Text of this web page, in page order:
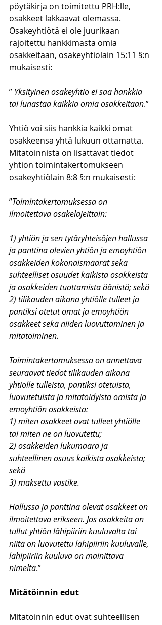
pöytäkirja on toimitettu PRH:lle,
osakkeet lakkaavat olemassa.
Osakeyhtiötä ei ole juurikaan
rajoitettu hankkimasta omia
osakkeitaan, osakeyhtiölain 15:11 §:n
mukaisesti:
” Yksityinen osakeyhtiö ei saa hankkia
tai lunastaa kaikkia omia osakkeitaan.”
Yhtiö voi siis hankkia kaikki omat
osakkeensa yhtä lukuun ottamatta.
Mitätöinnistä on lisättävät tiedot
yhtiön toimintakertomukseen
osakeyhtiölain 8:8 §:n mukaisesti:
”Toimintakertomuksessa on
ilmoitettava osakelajeittain:
1) yhtiön ja sen tytäryhteisöjen hallussa
ja panttina olevien yhtiön ja emoyhtiön
osakkeiden kokonaismäärät sekä
suhteelliset osuudet kaikista osakkeista
ja osakkeiden tuottamista äänistä; sekä
2) tilikauden aikana yhtiölle tulleet ja
pantiksi otetut omat ja emoyhtiön
osakkeet sekä niiden luovuttaminen ja
mitätöiminen.
Toimintakertomuksessa on annettava
seuraavat tiedot tilikauden aikana
yhtiölle tulleista, pantiksi otetuista,
luovutetuista ja mitätöidyistä omista ja
emoyhtiön osakkeista:
1) miten osakkeet ovat tulleet yhtiölle
tai miten ne on luovutettu;
2) osakkeiden lukumäärä ja
suhteellinen osuus kaikista osakkeista;
sekä
3) maksettu vastike.
Hallussa ja panttina olevat osakkeet on
ilmoitettava erikseen. Jos osakkeita on
tullut yhtiön lähipiiriin kuuluvalta tai
niitä on luovutettu lähipiiriin kuuluvalle,
lähipiiriin kuuluva on mainittava
nimeltä.”
Mitätöinnin edut
Mitätöinnin edut ovat suhteellisen